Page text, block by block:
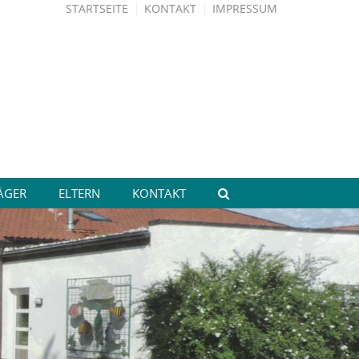
STARTSEITE KONTAKT IMPRESSUM
ELTERN KONTAKT